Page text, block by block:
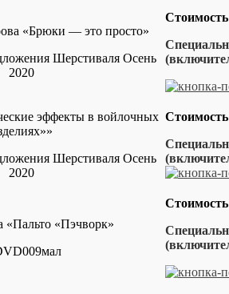
«Брюки — это просто»
эффекты в войлочных
«Пальто «Пэчворк»